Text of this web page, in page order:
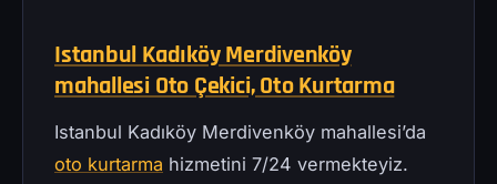
Istanbul Kadıköy Merdivenköy
mahallesi Oto Çekici, Oto Kurtarma
Istanbul Kadıköy Merdivenköy mahallesi’da
oto kurtarma hizmetini 7/24 vermekteyiz.